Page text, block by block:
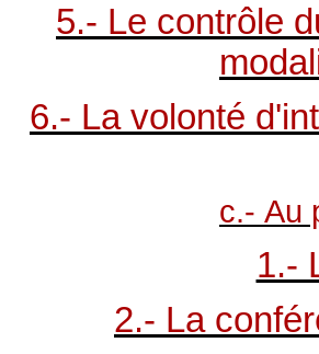
5.- Le contrôle
6.- La volonté
c.- Au
1.-
2.- La